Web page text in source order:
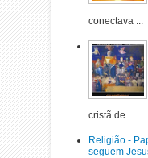
conectava ...
cristã de...
Religião -
seguem